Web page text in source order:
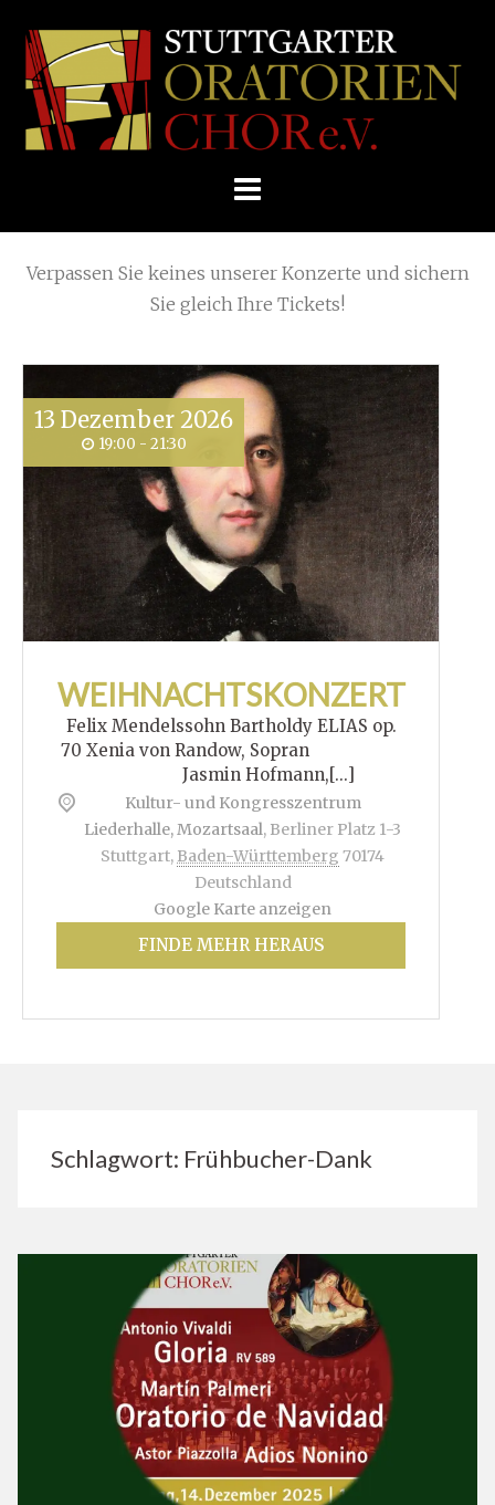
Skip
E.V.
Home Posts taggedFrühbucher-Dank
Verpassen Sie keines unserer Konzerte und sichern
Sie gleich Ihre Tickets!
13 Dezember 2026
19:00 - 21:30
WEIHNACHTSKONZERT
Felix Mendelssohn Bartholdy ELIAS op.
70 Xenia von Randow, Sopran
Jasmin Hofmann,[...]
Kultur- und Kongresszentrum
Liederhalle, Mozartsaal, Berliner Platz 1-3
Stuttgart, Baden-Württemberg 70174
Deutschland
Google Karte anzeigen
FINDE MEHR HERAUS
Schlagwort: Frühbucher-Dank